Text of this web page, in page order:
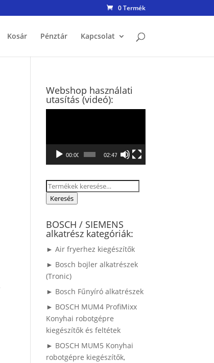
0 Termék
Kosár Pénztár Kapcsolat
Webshop használati
utasítás (videó):
00:00 02:47
Keresés
Keresés
BOSCH / SIEMENS
alkatrész kategóriák:
► Air fryerhez kiegészítők
► Bosch bojler alkatrészek
(Tronic)
► Bosch Fűnyíró alkatrészek
► BOSCH MUM4 ProfiMixx
Konyhai robotgépre
kiegészítők és feltétek
► BOSCH MUM5 Konyhai
robotgépre kiegészítők,